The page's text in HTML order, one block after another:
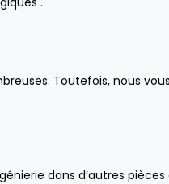
Toutefois, nous
dans d’autres